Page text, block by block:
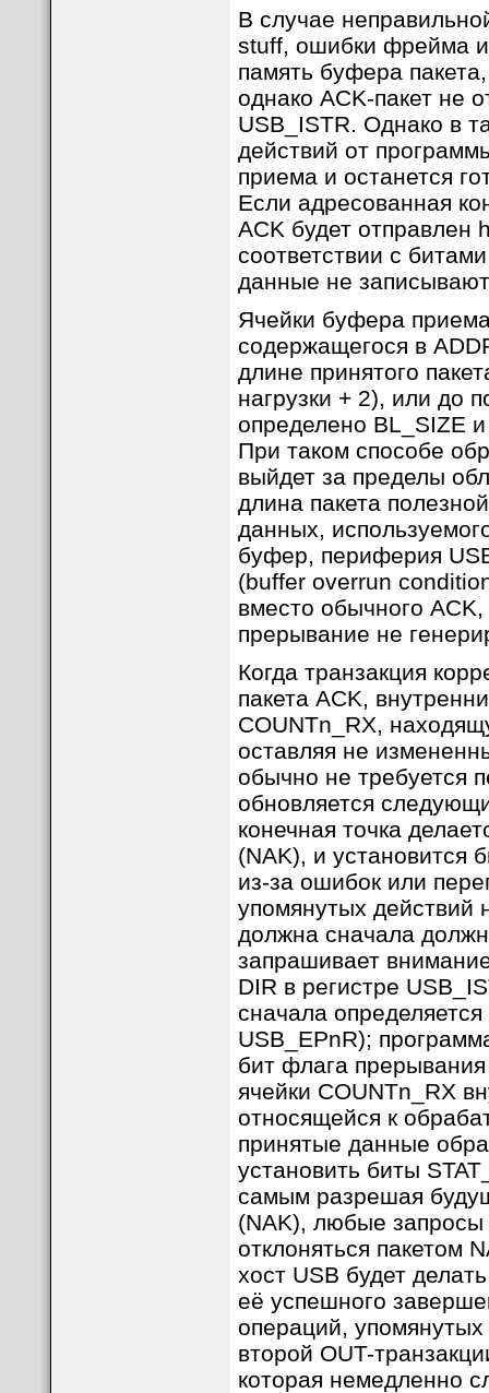
В случае
stuff, ошибки фрейма
память буфера
однако ACK-пакет не
USB_ISTR. Однако в
действий от
приема и останется
Если адресованная
ACK будет отправлен
соответствии с
данные не
Ячейки буфера
содержащегося в
длине принятого
нагрузки + 2), или до
определено BL_SIZE
При таком способе
выйдет за пределы
длина пакета
данных,
буфер, периферия
(buffer overrun
вместо обычного
прерывание не
Когда транзакция
пакета ACK,
COUNTn_RX,
оставляя не
обычно не требуется
обновляется
конечная точка
(NAK), и установится
из-за ошибок или
упомянутых
должна сначала
запрашивает
DIR в регистре
сначала
USB_EPnR);
бит флага
ячейки COUNTn_RX
относящейся к
принятые данные
установить биты
самым разрешая
(NAK), любые запросы
отклоняться пакетом
хост USB будет
её успешного
операций,
второй OUT-
которая немедленно